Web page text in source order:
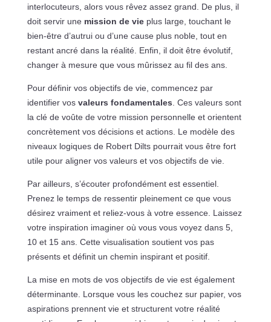
interlocuteurs, alors vous rêvez assez grand. De plus, il
doit servir une mission de vieplus large, touchant le
bien-être d’autrui ou d’une cause plus noble, tout en
restant ancré dans la réalité. Enfin, il doit être évolutif,
changer à mesure que vous mûrissez au fil des ans.
Pour définir vos objectifs de vie, commencez par
identifier vos valeurs fondamentales . Ces valeurs sont
la clé de voûte de votre mission personnelle et orientent
concrètement vos décisions et actions. Le modèle des
niveaux logiques de Robert Dilts pourrait vous être fort
utile pour aligner vos valeurs et vos objectifs de vie.
Par ailleurs, s’écouter profondément est essentiel.
Prenez le temps de ressentir pleinement ce que vous
désirez vraiment et reliez-vous à votre essence. Laissez
votre inspiration imaginer où vous vous voyez dans 5,
10 et 15 ans. Cette visualisation soutient vos pas
présents et définit un chemin inspirant et positif.
La mise en mots de vos objectifs de vie est également
déterminante. Lorsque vous les couchez sur papier, vos
aspirations prennent vie et structurent votre réalité